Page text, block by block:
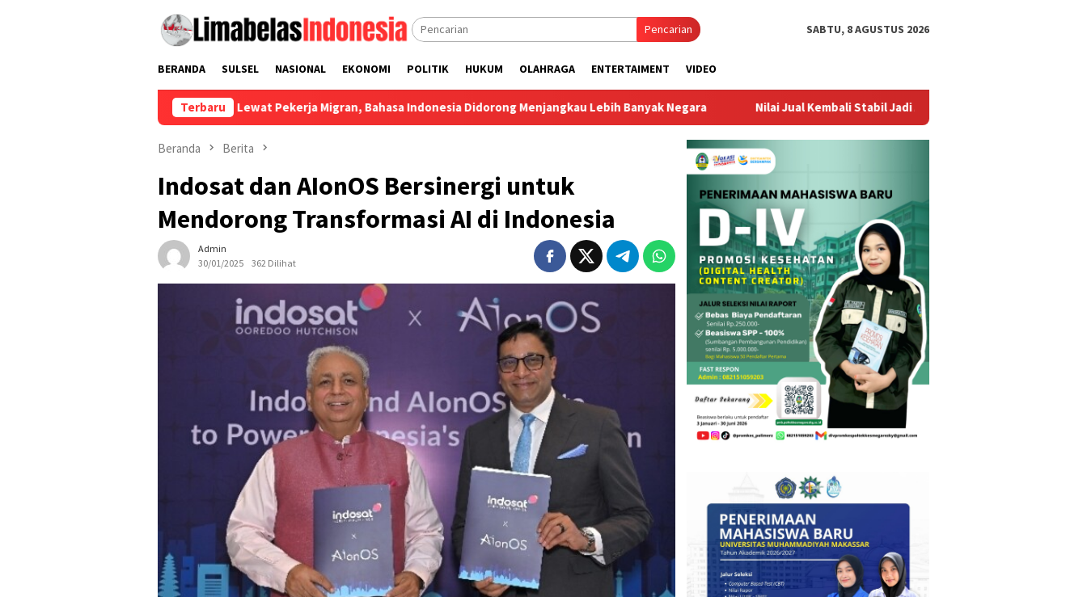
Pencarian SABTU, 8 AGUSTUS 2026
BERANDA SULSEL NASIONAL EKONOMI POLITIK HUKUM OLAHRAGA ENTERTAIMENT VIDEO
Terbaru
Lewat Pekerja Migran, Bahasa Indonesia Didorong Menjangkau Lebih Banyak Negara Nilai Jual Kembali Stabil Jadi Alasan Utama Tingginya Permintaan Trade-In
Beranda Berita
Indosat dan AIonOS Bersinergi untuk
Mendorong Transformasi AI di Indonesia
Admin
30/01/2025
362 Dilihat